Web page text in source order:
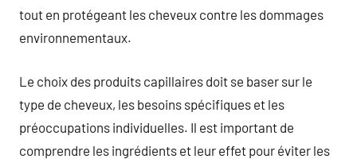
tout en protégeant les cheveux contre les dommages
environnementaux.
Le choix des produits capillaires doit se baser sur le
type de cheveux, les besoins spécifiques et les
préoccupations individuelles. Il est important de
comprendre les ingrédients et leur effet pour éviter les